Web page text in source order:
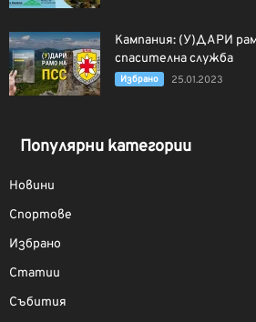
Кампания: (У)ДАРИ
спасителна служба
Избрано 25.01.2023
Популярни категории
Новини
Спортове
Избрано
Статии
Събития